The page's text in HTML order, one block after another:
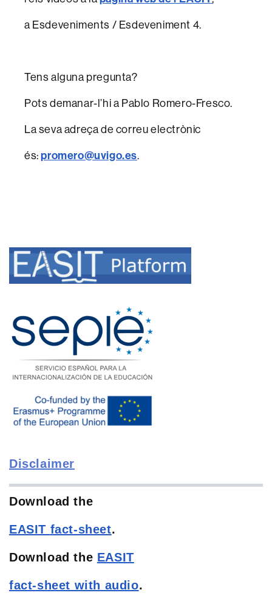
a Esdeveniments / Esdeveniment 4.
Tens alguna pregunta?
Pots demanar-l’hi a Pablo Romero-Fresco.
La seva adreça de correu electrònic
és:promero@uvigo.es.
Disclaimer
Download the
EASIT fact-sheet.
Download the EASIT
fact-sheet with audio.